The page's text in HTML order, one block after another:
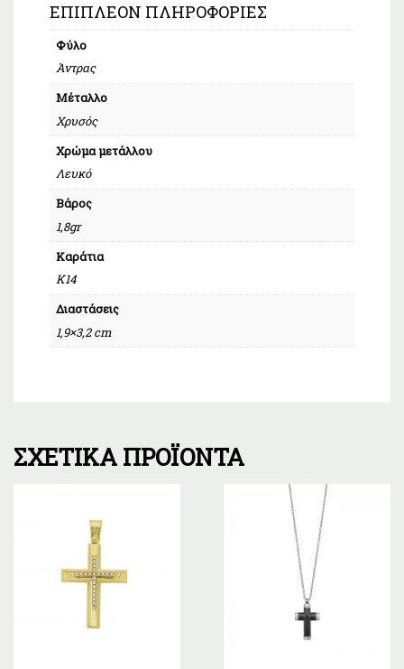
ΕΠΙΠΛΈΟΝ ΠΛΗΡΟΦΟΡΊΕΣ
Φύλο
Άντρας
Μέταλλο
Χρυσός
Χρώμα μετάλλου
Λευκό
Βάρος
1,8gr
Καράτια
Κ14
Διαστάσεις
1,9×3,2 cm
ΣΧΕΤΙΚΆ ΠΡΟΪΌΝΤΑ